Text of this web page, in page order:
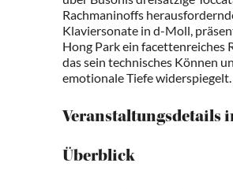
Rachmaninoffs
Klaviersonate in d-Moll,
Hong Park ein facettenreiches
das sein technisches Können
emotionale Tiefe widerspiegelt.
Veranstaltungsdetails
Überblick